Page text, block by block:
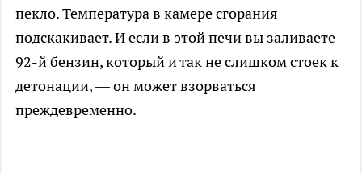
пекло. Температура в камере сгорания
подскакивает. И если в этой печи вы заливаете
92-й бензин, который и так не слишком стоек к
детонации, — он может взорваться
преждевременно.